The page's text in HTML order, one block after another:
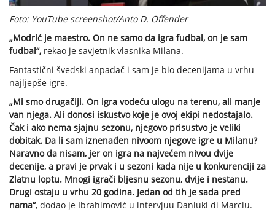
Foto: YouTube screenshot/Anto D. Offender
„Modrić je maestro. On ne samo da igra fudbal, on je sam
fudbal“, rekao je savjetnik vlasnika Milana.
Fantastični švedski anpadač i sam je bio decenijama u vrhu
najljepše igre.
„Mi smo drugačiji. On igra vodeću ulogu na terenu, ali manje
van njega. Ali donosi iskustvo koje je ovoj ekipi nedostajalo.
Čak i ako nema sjajnu sezonu, njegovo prisustvo je veliki
dobitak. Da li sam iznenađen nivoom njegove igre u Milanu?
Naravno da nisam, jer on igra na najvećem nivou dvije
decenije, a pravi je prvak i u sezoni kada nije u konkurenciji za
Zlatnu loptu. Mnogi igrači bljesnu sezonu, dvije i nestanu.
Drugi ostaju u vrhu 20 godina. Jedan od tih je sada pred
nama“, dodao je Ibrahimović u intervjuu Đanluki di Marciu.